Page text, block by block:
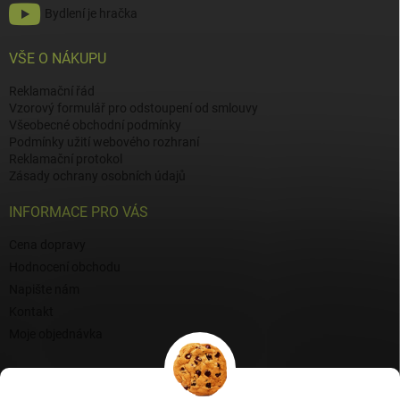
Bydlení je hračka
VŠE O NÁKUPU
Reklamační řád
Vzorový formulář pro odstoupení od smlouvy
Všeobecné obchodní podmínky
Podmínky užití webového rozhraní
Reklamační protokol
Zásady ochrany osobních údajů
INFORMACE PRO VÁS